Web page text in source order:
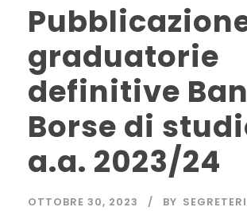
graduatorie
definitive
Borse di
a.a. 2023/24
OTTOBRE 30, 2023 BY